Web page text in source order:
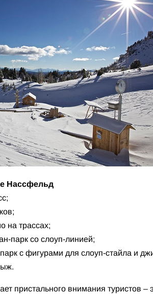
Нассфельд
на трассах;
парк со слоуп-линией;
с фигурами для слоуп-стайла и
пристального внимания туристов